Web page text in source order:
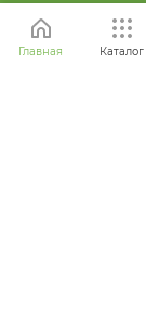
Главная Каталог